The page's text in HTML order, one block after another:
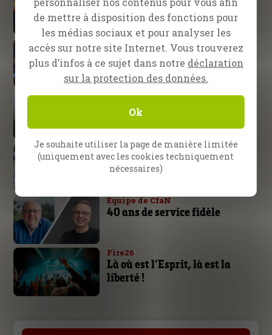
S’attendre à de grandes choses
de la part de Dieu
Nuremberg, Allemagne
Le bras de Dieu n’est pas trop
court !
Daniel Kolenda
La victoire appartient au
Pattaya, Thaïlande
Un ‘ladyboy’ rencontre Jésus !
Équipe de CfaN
40 ans de service fidèle
Fire26
Là où est l’Esprit, là est la
liberté !
de mettre à disposition des fonctions pour
les médias sociaux et pour analyser les
accès sur notre site Internet. Vous trouverez
plus d’infos à ce sujet dans notre déclaration
sur la protection des données.
Ok
Je souhaite utiliser la page de manière limitée
(uniquement avec les cookies techniquement
nécessaires)